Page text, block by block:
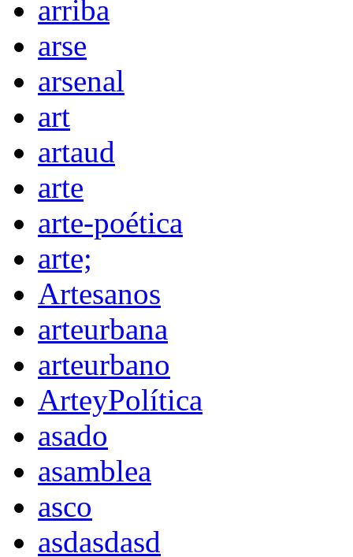
arriba
arse
arsenal
art
artaud
arte
arte-poética
arte;
Artesanos
arteurbana
arteurbano
ArteyPolítica
asado
asamblea
asco
asdasdasd